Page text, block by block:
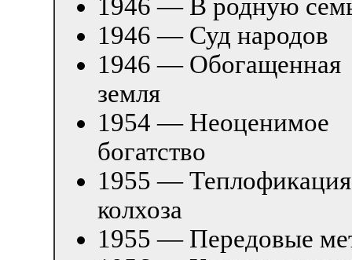
1946 — В родную
1946 — Суд народов
1946 — Обогащенная
земля
1954 — Неоценимое
богатство
1955 — Теплофикация
колхоза
1955 — Передовые